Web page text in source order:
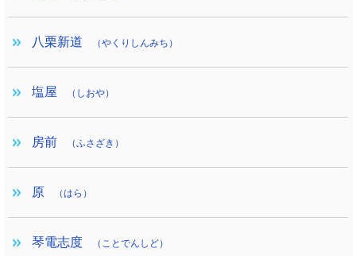
八栗新道 （やくりしんみち）
塩屋 （しおや）
房前 （ふさざき）
原 （はら）
琴電志度 （ことでんしど）